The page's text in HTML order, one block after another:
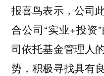
报喜鸟表示，公司
合公司“实业+投资
司依托基金管理人
势，积极寻找具有